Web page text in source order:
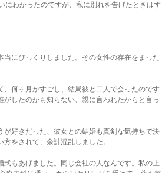
わかったのですが、私に別れを告げたときはす
にびっくりしました。その女性の存在をまった
何ヶ月かすごし、結局彼と二人で会ったのです
したのかも知らない、親に言われたからと言っ
好きだった、彼女との結婚も真剣な気持ちで決
をされて、余計混乱しました。
もあげました。同じ会社の人なんです。私の上